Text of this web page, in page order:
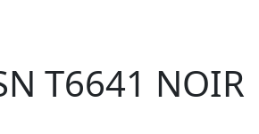
T6641 NOIR